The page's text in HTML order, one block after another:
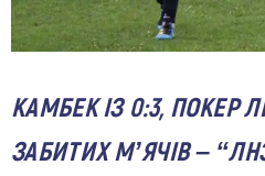
КАМБЕК ІЗ 0:3, ПОКЕР
ЗАБИТИХ М’ЯЧІВ –